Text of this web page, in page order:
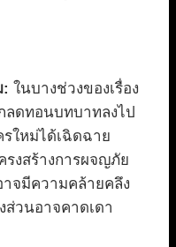
ในบางช่วงของเรื่อง
ดทอนบทบาทลงไป
รใหม่ได้เฉิดฉาย
รงสร้างการผจญภัย
จมีความคล้ายคลึง
วนอาจคาดเดา